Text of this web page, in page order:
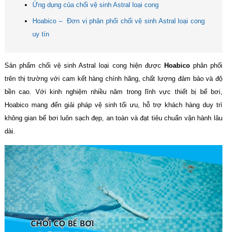
Ứng dụng của chổi vệ sinh Astral loại cong
Hoabico – Đơn vị phân phối chổi vệ sinh Astral loại cong
uy tín
Sản phẩm chổi vệ sinh Astral loại cong hiện được Hoabicophân phối
trên thị trường với cam kết hàng chính hãng, chất lượng đảm bảo và độ
bền cao. Với kinh nghiệm nhiều năm trong lĩnh vực thiết bị bể bơi,
Hoabico mang đến giải pháp vệ sinh tối ưu, hỗ trợ khách hàng duy trì
không gian bể bơi luôn sạch đẹp, an toàn và đạt tiêu chuẩn vận hành lâu
dài.